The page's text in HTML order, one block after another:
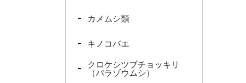
カメムシ類
キノコバエ
クロケシツブチョッキリ
（バラゾウムシ）